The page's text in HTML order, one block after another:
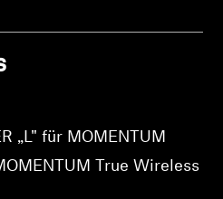
„L" für MOMENTUM
True Wireless
Konto an, um
hinzuzufügen und
Artikel anzuzeigen.